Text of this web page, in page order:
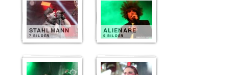
STAHLMANN
7 BILDER
ALIENARE
5 BILDER